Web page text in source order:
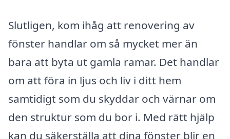
Slutligen, kom ihåg att renovering av
fönster handlar om så mycket mer än
bara att byta ut gamla ramar. Det handlar
om att föra in ljus och liv i ditt hem
samtidigt som du skyddar och värnar om
den struktur som du bor i. Med rätt hjälp
kan du säkerställa att dina fönster blir en